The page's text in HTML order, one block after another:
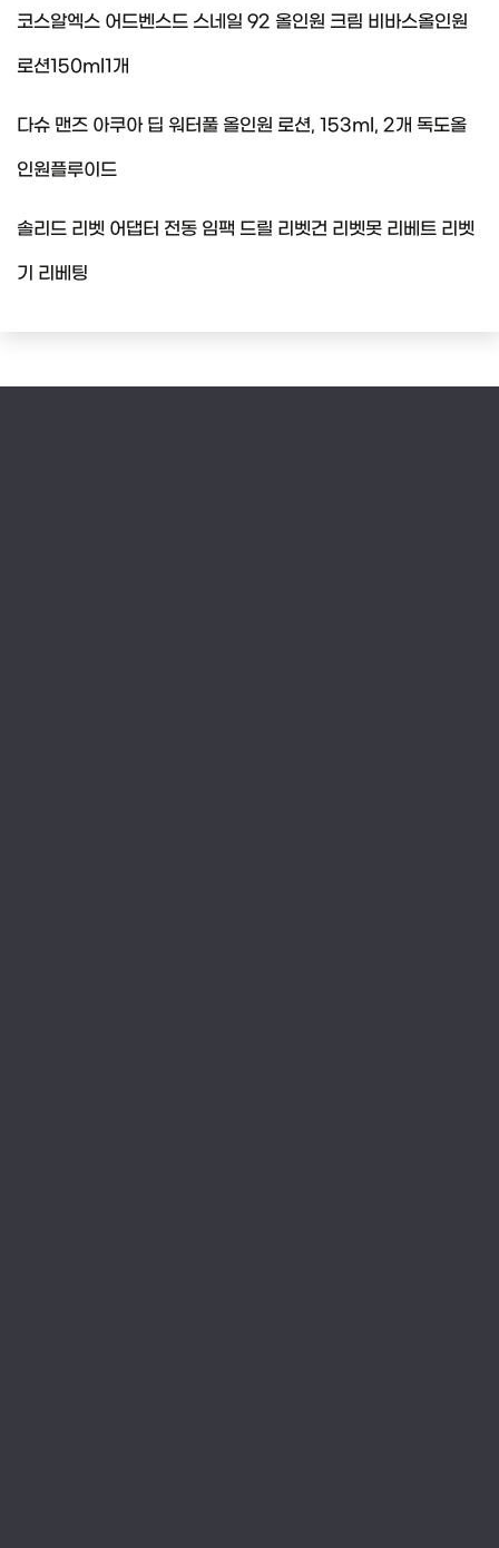
코스알엑스 어드벤스드 스네일 92 올인원 크림 비바스올인원
로션150ml1개
다슈 맨즈 아쿠아 딥 워터풀 올인원 로션, 153ml, 2개 독도올
인원플루이드
솔리드 리벳 어댑터 전동 임팩 드릴 리벳건 리벳못 리베트 리벳
기 리베팅